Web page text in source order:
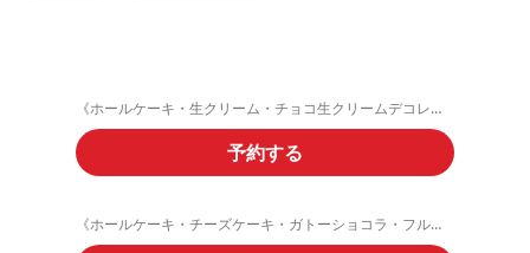
《ホールケーキ・生クリーム・チョコ生クリームデコレーション》ご予約フォーム
予約する
《ホールケーキ・チーズケーキ・ガトーショコラ・フルーツタルト》ご予約